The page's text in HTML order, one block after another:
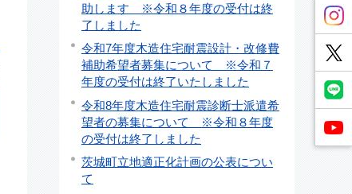
助します ※令和８年度の受付は終
了しました
令和7年度木造住宅耐震設計・改修費
補助希望者募集について ※令和７
年度の受付は終了いたしました
令和8年度木造住宅耐震診断士派遣希
望者の募集について ※令和８年度
の受付は終了しました
茨城町立地適正化計画の公表につい
て